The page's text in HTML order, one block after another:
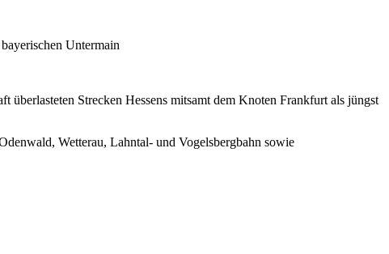
Untermain
überlasteten Strecken Hessens mitsamt dem Knoten Frankfurt als jüngst
Wetterau, Lahntal- und Vogelsbergbahn sowie